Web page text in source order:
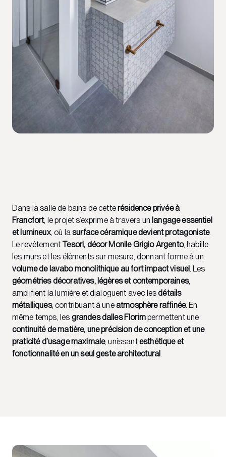
Dans la salle de bains de cetterésidence privée à
Francfort, le projet s’exprime à travers un langage essentiel
et lumineux, où la surface céramique devient protagoniste.
Le revêtement Tesori, décor Monile Grigio Argento, habille
les murs et les éléments sur mesure, donnant forme à un
volume de lavabo monolithique au fort impact visuel . Les
géométries décoratives, légères et contemporaines,
amplifient la lumière et dialoguent avec lesdétails
métalliques, contribuant à uneatmosphère raffinée. En
même temps, les grandes dalles Florimpermettent une
continuité de matière, une précision de conception et une
praticité d’usage maximale, unissantesthétique et
fonctionnalité en un seul geste architectural